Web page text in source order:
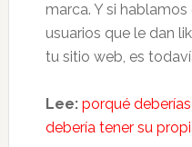
marca. Y si
usuarios que le dan
tu sitio web, es
Lee: porqué
debería tener su